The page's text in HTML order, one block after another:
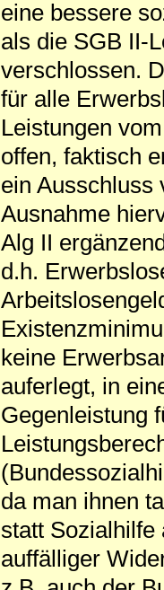
eine bessere
als die SGB II-
verschlossen.
für alle
Leistungen
offen, faktisch
ein Ausschluss
Ausnahme
Alg II
d.h.
keine
auferlegt, in
Gegenleistung
da man ihnen
statt Sozialhilfe
auffälliger